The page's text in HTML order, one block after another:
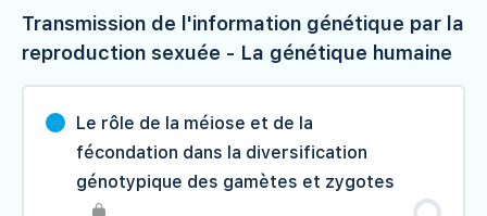
Contenu du Leçon 0% TERMINÉ 0/2 étape(s)
I- Le mécanisme de la méiose et ses
résultats
II- L'évolution de la quantité de l'ADN et
du nombre des chromosomes durant la
Transmission de l'information génétique par la
reproduction sexuée - La génétique humaine
Le rôle de la méiose et de la
fécondation dans la diversification
génotypique des gamètes et zygotes